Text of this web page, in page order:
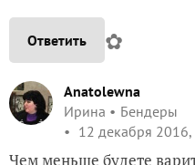
Ответить ✿
Anatolewna
Ирина
Бендеры
12 декабря
Чем меньше будете